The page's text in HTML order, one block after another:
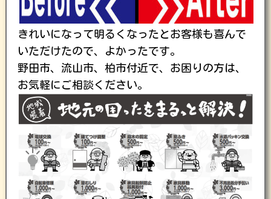
きれいになって明るくなったとお客様も喜んで
いただけたので、よかったです。
野田市、流山市、柏市付近で、お困りの方は、
お気軽にご相談ください。